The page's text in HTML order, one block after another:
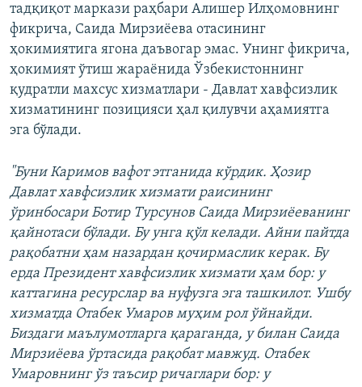
тадқиқот маркази раҳбари Алишер Илҳомовнинг
фикрича, Саида Мирзиёева отасининг
ҳокимиятига ягона даъвогар эмас. Унинг фикрича,
ҳокимият ўтиш жараёнида Ўзбекистоннинг
қудратли махсус хизматлари - Давлат хавфсизлик
хизматининг позицияси ҳал қилувчи аҳамиятга
эга бўлади.
"Буни Каримов вафот этганида кўрдик. Ҳозир
Давлат хавфсизлик хизмати раисининг
ўринбосари Ботир Турсунов Саида Мирзиёеванинг
қайнотаси бўлади. Бу унга қўл келади. Айни пайтда
рақобатни ҳам назардан қочирмаслик керак. Бу
ерда Президент хавфсизлик хизмати ҳам бор: у
каттагина ресурслар ва нуфузга эга ташкилот. Ушбу
хизматда Отабек Умаров муҳим рол ўйнайди.
Биздаги маълумотларга қараганда, у билан Саида
Мирзиёева ўртасида рақобат мавжуд. Отабек
Умаровнинг ўз таъсир ричаглари бор: у